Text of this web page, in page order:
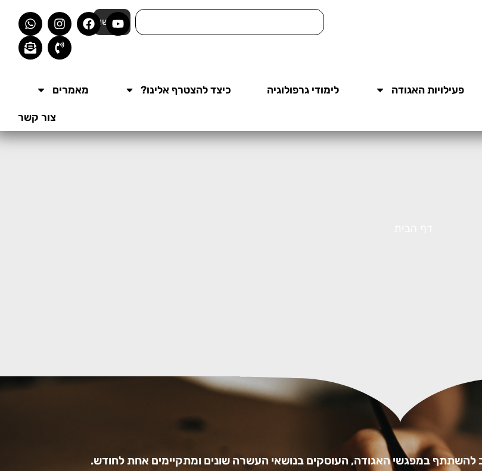
חפשו
פעילויות האגודה לימודי גרפולוגיה כיצד להצטרף אלינו? מאמרים
צור קשר
להשתתף במפגשי האגודה, העוסקים בנושאי העשרה שונים ומתקיימים אחת לחודש.